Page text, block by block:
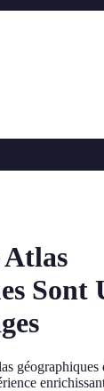
Atlas
Sont
géographiques